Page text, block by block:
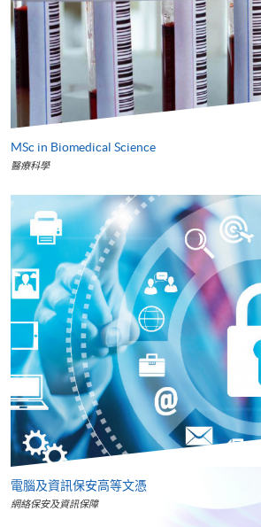
MSc in Biomedical Science
醫療科學
電腦及資訊保安高等文憑
網絡保安及資訊保障